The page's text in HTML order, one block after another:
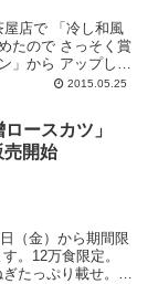
たので さっそく賞
2015.05.25
ースカツ」
売開始
（金）から期間限
。12万食限定。
たっぷり載せ。丼